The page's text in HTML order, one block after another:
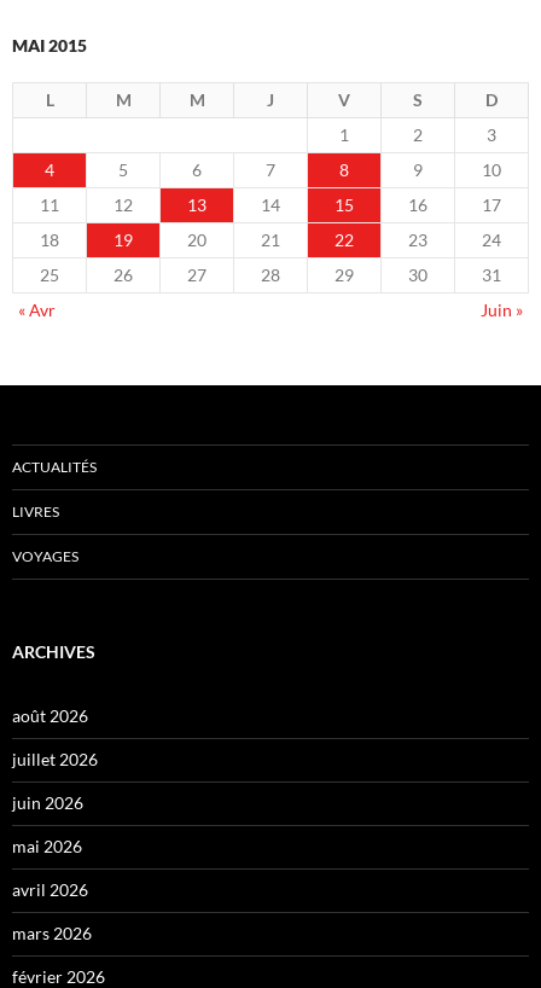
MAI 2015
L M M J V S
D
1
2
3
4
5 6 7 8 9
10
11
12 13 14 15 16
17
18
19 20 21 22 23
24
25
26 27 28 29 30
31
« Avr
Juin »
ACTUALITÉS
LIVRES
VOYAGES
ARCHIVES
août 2026
juillet 2026
juin 2026
mai 2026
avril 2026
mars 2026
février 2026